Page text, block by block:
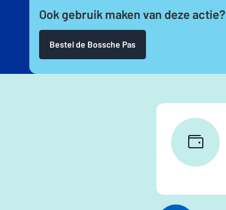
Ook gebruik maken van deze actie?
Bestel de Bossche Pas